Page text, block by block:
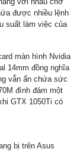
được nhiều lệnh
suất làm việc của
màn hình Nvidia
14mm đồng nghĩa
vẫn ẩn chứa sức
đình đám một
GTX 1050Ti có
bị trên Asus